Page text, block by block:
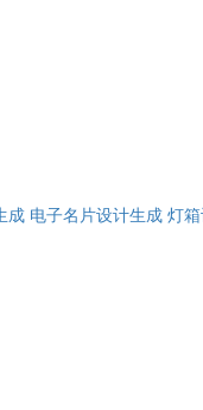
成 电子名片设计生成 灯